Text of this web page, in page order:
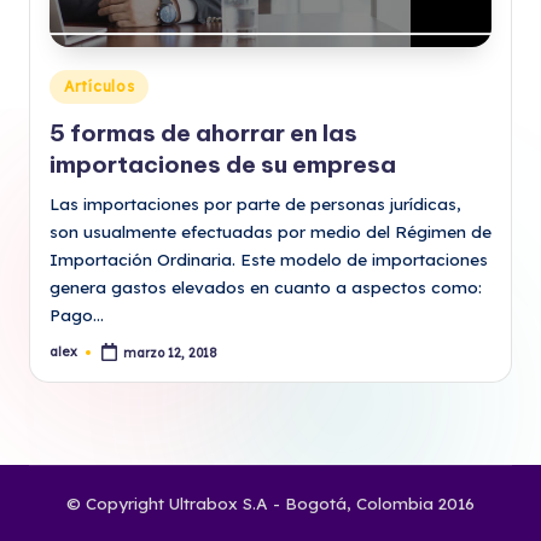
Publicado
en
Artículos
5 formas de ahorrar en las
importaciones de su empresa
Las importaciones por parte de personas jurídicas,
son usualmente efectuadas por medio del Régimen de
Importación Ordinaria. Este modelo de importaciones
genera gastos elevados en cuanto a aspectos como:
Pago…
Publicado
alex marzo 12, 2018
© Copyright Ultrabox S.A - Bogotá, Colombia 2016